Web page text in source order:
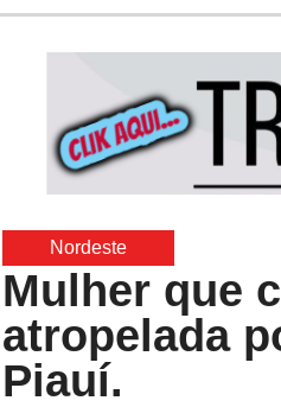
Nordeste
Mulher que
atropelada
Piauí.